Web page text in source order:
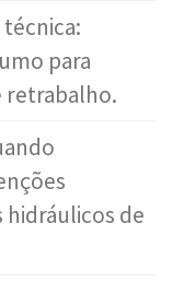
técnica:
para
retrabalho.
de